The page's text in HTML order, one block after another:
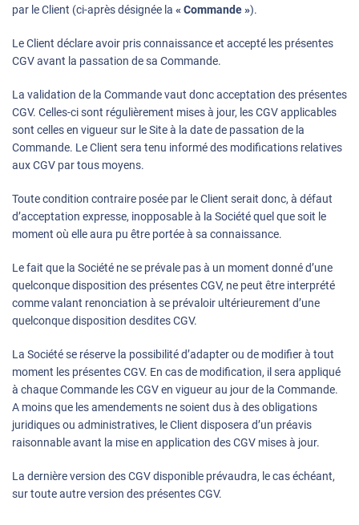
par le Client (ci-après désignée la « Commande »).
Le Client déclare avoir pris connaissance et accepté les présentes
CGV avant la passation de sa Commande.
La validation de la Commande vaut donc acceptation des présentes
CGV. Celles-ci sont régulièrement mises à jour, les CGV applicables
sont celles en vigueur sur le Site à la date de passation de la
Commande. Le Client sera tenu informé des modifications relatives
aux CGV par tous moyens.
Toute condition contraire posée par le Client serait donc, à défaut
d’acceptation expresse, inopposable à la Société quel que soit le
moment où elle aura pu être portée à sa connaissance.
Le fait que la Société ne se prévale pas à un moment donné d’une
quelconque disposition des présentes CGV, ne peut être interprété
comme valant renonciation à se prévaloir ultérieurement d’une
quelconque disposition desdites CGV.
La Société se réserve la possibilité d’adapter ou de modifier à tout
moment les présentes CGV. En cas de modification, il sera appliqué
à chaque Commande les CGV en vigueur au jour de la Commande.
A moins que les amendements ne soient dus à des obligations
juridiques ou administratives, le Client disposera d’un préavis
raisonnable avant la mise en application des CGV mises à jour.
La dernière version des CGV disponible prévaudra, le cas échéant,
sur toute autre version des présentes CGV.